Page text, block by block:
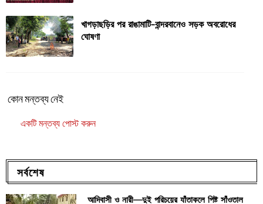
খাগড়াছড়ির পর রাঙামাটি-বান্দরবানেও সড়ক অবরোধের
ঘোষণা
কোন মন্তব্য নেই
একটি মন্তব্য পোস্ট করুন
সর্বশেষ
আদিবাসী ও নারী—দুই পরিচয়ের যাঁতাকলে পিষ্ট সাঁওতাল